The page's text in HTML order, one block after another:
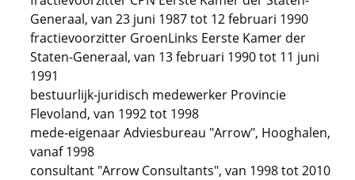
Generaal, van 23 juni 1987 tot 12 februari 1990
fractievoorzitter GroenLinks Eerste Kamer der
Staten-Generaal, van 13 februari 1990 tot 11 juni
1991
bestuurlijk-juridisch medewerker Provincie
Flevoland, van 1992 tot 1998
mede-eigenaar Adviesbureau "Arrow", Hooghalen,
vanaf 1998
consultant "Arrow Consultants", van 1998 tot 2010